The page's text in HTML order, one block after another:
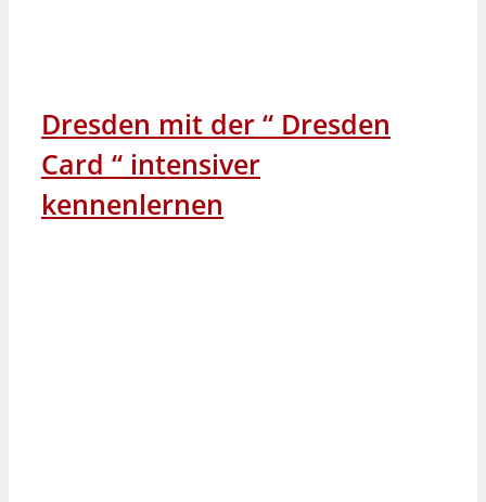
Dresden mit der “ Dresden
Card “ intensiver
kennenlernen